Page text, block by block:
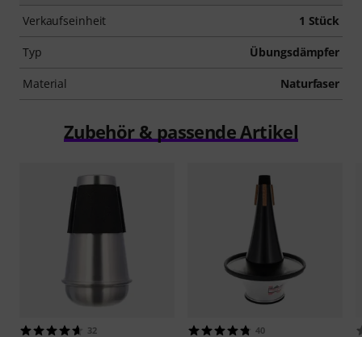
Verkaufseinheit 1 Stück
Typ Übungsdämpfer
Material Naturfaser
Zubehör & passende Artikel
32 40